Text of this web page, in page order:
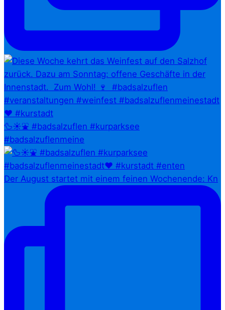
🦆☀️⛲ #badsalzuflen #kurparksee
#badsalzuflenmeine
Der August startet mit einem feinen Wochenende: Kn